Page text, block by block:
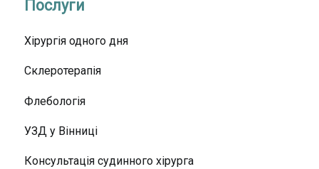
Послуги
Хірургія одного дня
Склеротерапія
Флебологія
УЗД у Вінниці
Консультація судинного хірурга